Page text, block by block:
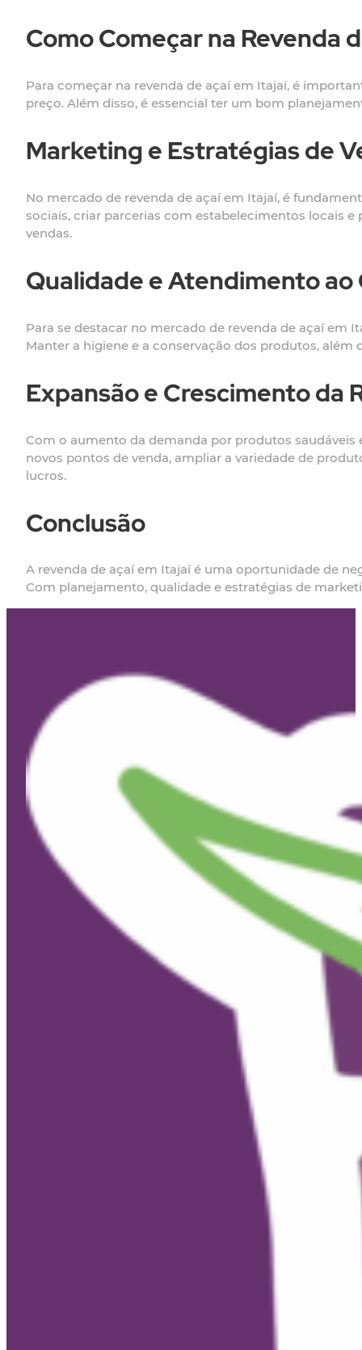
Como Começar na Revenda
Para começar na revenda de açaí em Itajaí, é
preço. Além disso, é essencial ter um bom
Marketing e Estratégias de
No mercado de revenda de açaí em Itajaí, é
sociais, criar parcerias com estabelecimentos locais
vendas.
Qualidade e Atendimento ao
Para se destacar no mercado de revenda de açaí em
Manter a higiene e a conservação dos produtos,
Expansão e Crescimento da
Com o aumento da demanda por produtos
novos pontos de venda, ampliar a variedade de
lucros.
Conclusão
A revenda de açaí em Itajaí é uma oportunidade de
Com planejamento, qualidade e estratégias de